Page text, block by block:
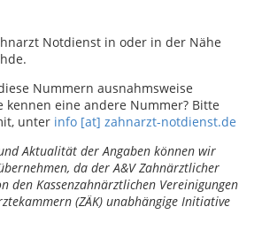
Notdienst in oder in der Nähe
Nummern ausnahmsweise
kennen eine andere Nummer? Bitte
unter info [at] zahnarzt-notdienst.de
Aktualität der Angaben können wir
da der A&V Zahnärztlicher
den Kassenzahnärztlichen Vereinigungen
(ZÄK) unabhängige Initiative